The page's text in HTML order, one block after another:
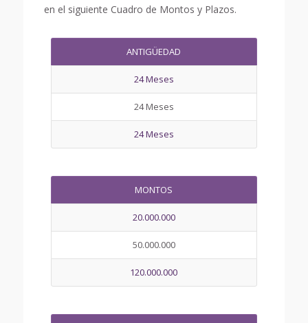
en el siguiente Cuadro de Montos y Plazos.
ANTIGÜEDAD
24 Meses
24 Meses
24 Meses
MONTOS
20.000.000
50.000.000
120.000.000